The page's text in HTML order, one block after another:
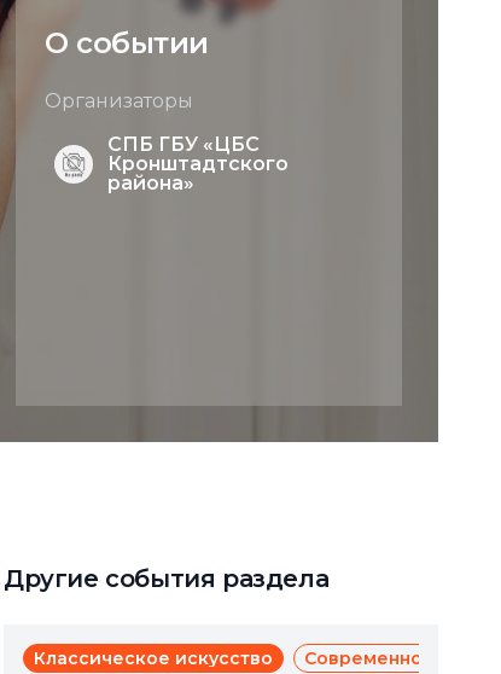
О событии
Организаторы
СПБ ГБУ «ЦБС
Кронштадтского
района»
Другие события раздела
Классическое искусство Современное